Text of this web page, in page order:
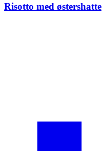
Risotto med østershatte